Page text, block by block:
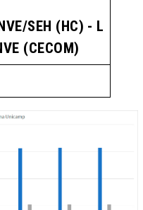
SEH (HC) - L
(CECOM)